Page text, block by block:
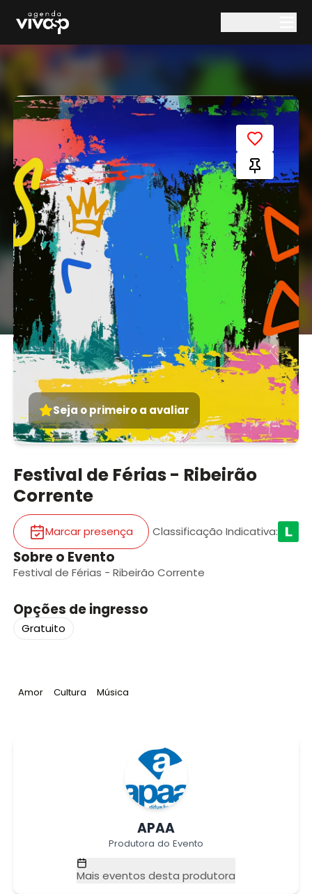
Seja o primeiro a avaliar
Festival de Férias - Ribeirão
Corrente
Marcar presença Classificação Indicativa:
Sobre o Evento
Festival de Férias - Ribeirão Corrente
Opções de ingresso
Gratuito
Tag:
Amor Tag:
Cultura Tag:
Música
APAA
Produtora do Evento
Mais eventos desta produtora